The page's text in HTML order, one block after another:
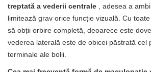
treptată a vederii centrale , adesea a
limitează grav orice funcție vizuală. Cu
să obții orbire completă, deoarece este
vederea laterală este de obicei păstrată cel
terminale ale bolii.